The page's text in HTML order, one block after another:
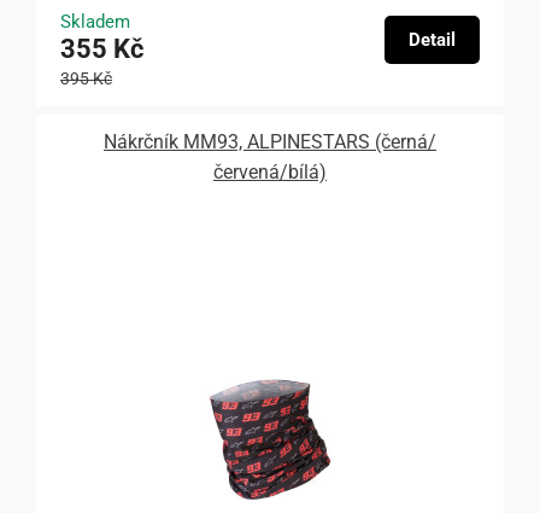
Skladem
355 Kč
395 Kč
Detail
Nákrčník MM93, ALPINESTARS (černá/
červená/bílá)